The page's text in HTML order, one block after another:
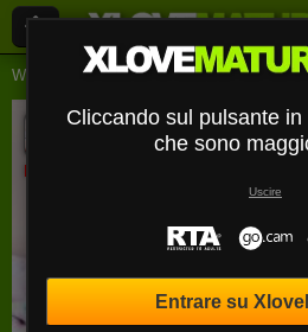
Webcam Live Signore Emilyconor
EmilyConor
Disconnesso
Cliccando sul pulsante
che sono
Uscire
Entrare su